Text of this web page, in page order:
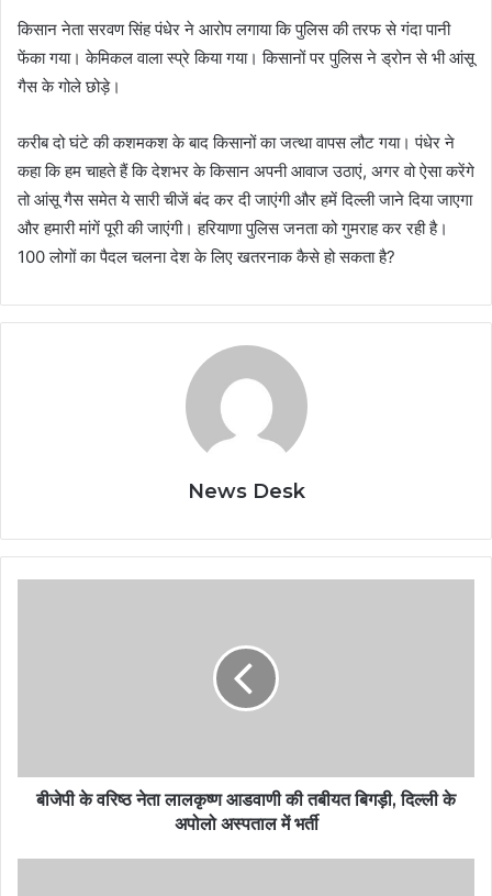
किसान नेता सरवण सिंह पंधेर ने आरोप लगाया कि पुलिस की तरफ से गंदा पानी
फेंका गया। केमिकल वाला स्प्रे किया गया। किसानों पर पुलिस ने ड्रोन से भी आंसू
गैस के गोले छोड़े।
करीब दो घंटे की कशमकश के बाद किसानों का जत्था वापस लौट गया। पंधेर ने
कहा कि हम चाहते हैं कि देशभर के किसान अपनी आवाज उठाएं, अगर वो ऐसा करेंगे
तो आंसू गैस समेत ये सारी चीजें बंद कर दी जाएंगी और हमें दिल्ली जाने दिया जाएगा
और हमारी मांगें पूरी की जाएंगी। हरियाणा पुलिस जनता को गुमराह कर रही है।
100 लोगों का पैदल चलना देश के लिए खतरनाक कैसे हो सकता है?
News Desk
बीजेपी के वरिष्ठ नेता लालकृष्ण आडवाणी की तबीयत बिगड़ी, दिल्ली के
अपोलो अस्पताल में भर्ती